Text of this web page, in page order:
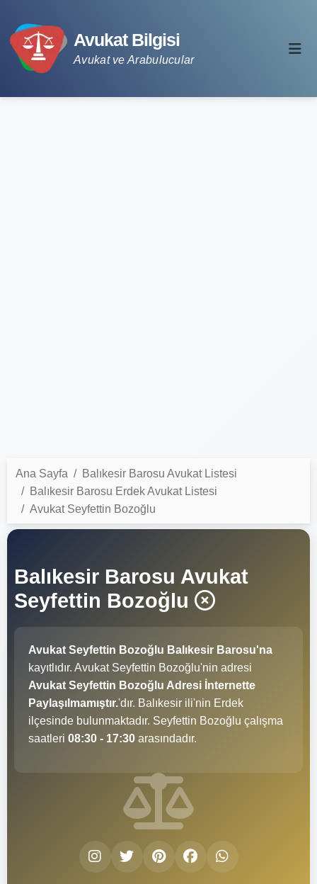
Avukat Bilgisi
Avukat ve Arabulucular
Ana Sayfa
Balıkesir Barosu Avukat Listesi
Balıkesir Barosu Erdek Avukat Listesi
Avukat Seyfettin Bozoğlu
Balıkesir Barosu Avukat
Seyfettin Bozoğlu
Avukat Seyfettin Bozoğlu Balıkesir Barosu'na
kayıtlıdır. Avukat Seyfettin Bozoğlu'nin adresi
Avukat Seyfettin Bozoğlu Adresi İnternette
Paylaşılmamıştır.'dır. Balıkesir ili'nin Erdek
ilçesinde bulunmaktadır. Seyfettin Bozoğlu çalışma
saatleri 08:30 - 17:30 arasındadır.